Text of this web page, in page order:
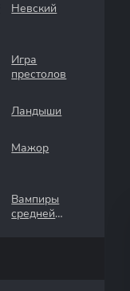
Невский
Игра
престолов
Ландыши
Мажор
Вампиры
средней